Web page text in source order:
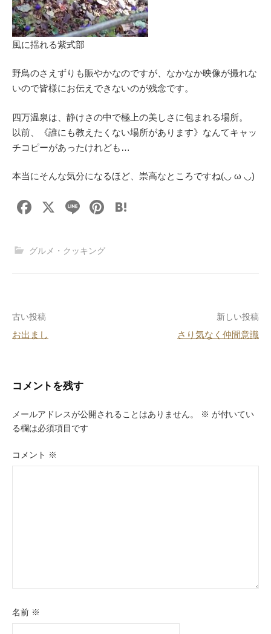
風に揺れる紫式部
野鳥のさえずりも賑やかなのですが、なかなか映像が撮れな
いので皆様にお伝えできないのが残念です。
四万温泉は、静けさの中で極上の美しさに包まれる場所。
以前、《誰にも教えたくない場所があります》なんてキャッ
チコピーがあったけれども…
本当にそんな気分になるほど、崇高なところですね(⁠◡⁠ ⁠ω⁠ ⁠◡⁠)
F
c
o
k
X
Li
e
Pi
グルメ・クッキング
投
稿
ビ
ゲ
ー
シ
古い投稿
お出まし
新しい投稿
さり気なく仲間意識
コメントを残す
メールアドレスが公開されることはありません。 ※ が付いてい
る欄は必須項目です
コメント ※
名前 ※